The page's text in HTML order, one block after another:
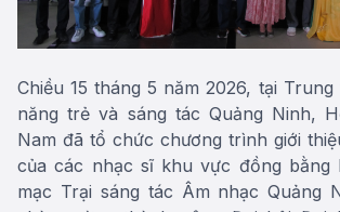
Chiều 15 tháng 5 năm 2026, tại
năng trẻ và sáng tác Quảng Ninh,
Nam đã tổ chức chương trình giới
của các nhạc sĩ khu vực đồng bằng
mạc Trại sáng tác Âm nhạc Quảng